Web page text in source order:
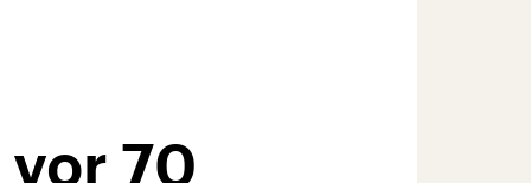
vor 70